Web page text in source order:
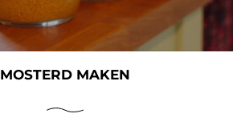
MOSTERD MAKEN